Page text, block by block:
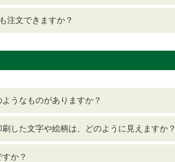
注文できますか？
うなものがありますか？
刷した文字や絵柄は、どのように見えますか？
か？